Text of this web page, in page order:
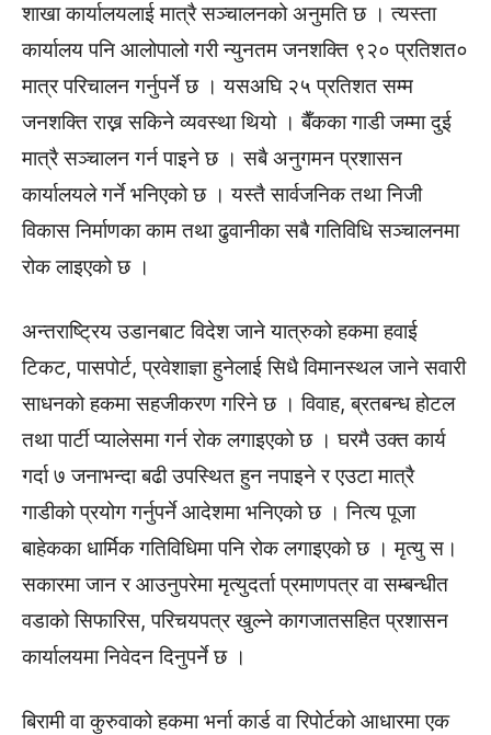
शाखा कार्यालयलाई मात्रै सञ्चालनको अनुमति छ । त्यस्ता
कार्यालय पनि आलोपालो गरी न्युनतम जनशक्ति ९२० प्रतिशत०
मात्र परिचालन गर्नुपर्ने छ । यसअघि २५ प्रतिशत सम्म
जनशक्ति राख्न सकिने व्यवस्था थियो । बैँकका गाडी जम्मा दुई
मात्रै सञ्चालन गर्न पाइने छ । सबै अनुगमन प्रशासन
कार्यालयले गर्ने भनिएको छ । यस्तै सार्वजनिक तथा निजी
विकास निर्माणका काम तथा ढुवानीका सबै गतिविधि सञ्चालनमा
रोक लाइएको छ ।
अन्तराष्ट्रिय उडानबाट विदेश जाने यात्रुको हकमा हवाई
टिकट, पासपोर्ट, प्रवेशाज्ञा हुनेलाई सिधै विमानस्थल जाने सवारी
साधनको हकमा सहजीकरण गरिने छ । विवाह, ब्रतबन्ध होटल
तथा पार्टी प्यालेसमा गर्न रोक लगाइएको छ । घरमै उक्त कार्य
गर्दा ७ जनाभन्दा बढी उपस्थित हुन नपाइने र एउटा मात्रै
गाडीको प्रयोग गर्नुपर्ने आदेशमा भनिएको छ । नित्य पूजा
बाहेकका धार्मिक गतिविधिमा पनि रोक लगाइएको छ । मृत्यु स।
सकारमा जान र आउनुपरेमा मृत्युदर्ता प्रमाणपत्र वा सम्बन्धीत
वडाको सिफारिस, परिचयपत्र खुल्ने कागजातसहित प्रशासन
कार्यालयमा निवेदन दिनुपर्ने छ ।
बिरामी वा कुरुवाको हकमा भर्ना कार्ड वा रिपोर्टको आधारमा एक